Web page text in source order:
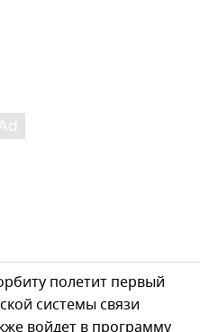
полетит первый
системы связи